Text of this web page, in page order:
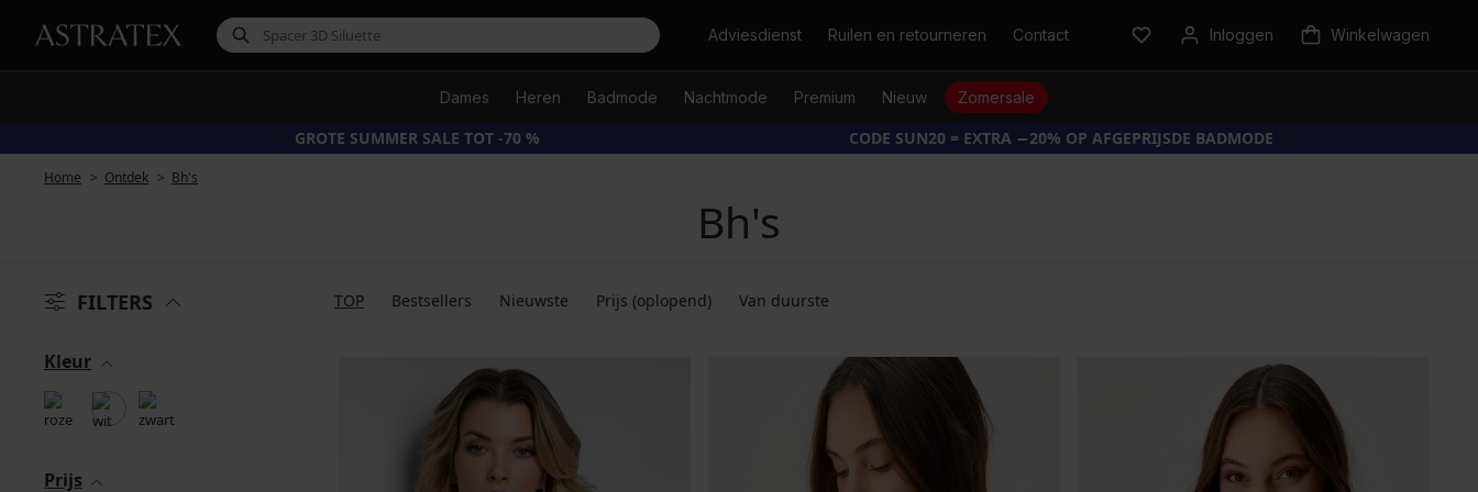
ZoekenAdviesdienst Ruilen en retourneren Contact Inloggen Winkelwagen
Dames Heren Badmode Nachtmode Premium Nieuw Zomersale
GROTE SUMMER SALE TOT -70 % CODE SUN20 = EXTRA −20% OP AFGEPRIJSDE BADMODE
Home Ontdek Bh's
Bh's
FILTERS TOP Bestsellers Nieuwste Prijs (oplopend) Van duurste
Kleur
Prijs